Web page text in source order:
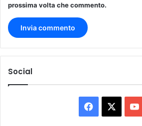
a
i
prossima volta che commento.
Social